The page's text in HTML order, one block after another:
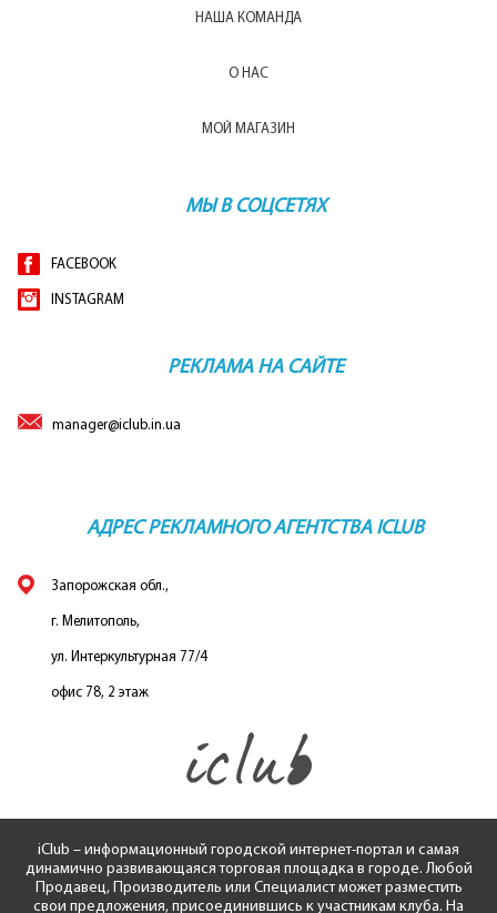
НАША КОМАНДА
О НАС
МОЙ МАГАЗИН
МЫ В СОЦСЕТЯХ
FACEBOOK
INSTAGRAM
РЕКЛАМА НА САЙТЕ
manager@iclub.in.ua
АДРЕС РЕКЛАМНОГО АГЕНТСТВА ICLUB
Запорожская обл.,
г. Мелитополь,
ул. Интеркультурная 77/4
офис 78, 2 этаж
iClub – информационный городской интернет-портал и самая
динамично развивающаяся торговая площадка в городе. Любой
Продавец, Производитель или Специалист может разместить
свои предложения, присоединившись к участникам клуба. На